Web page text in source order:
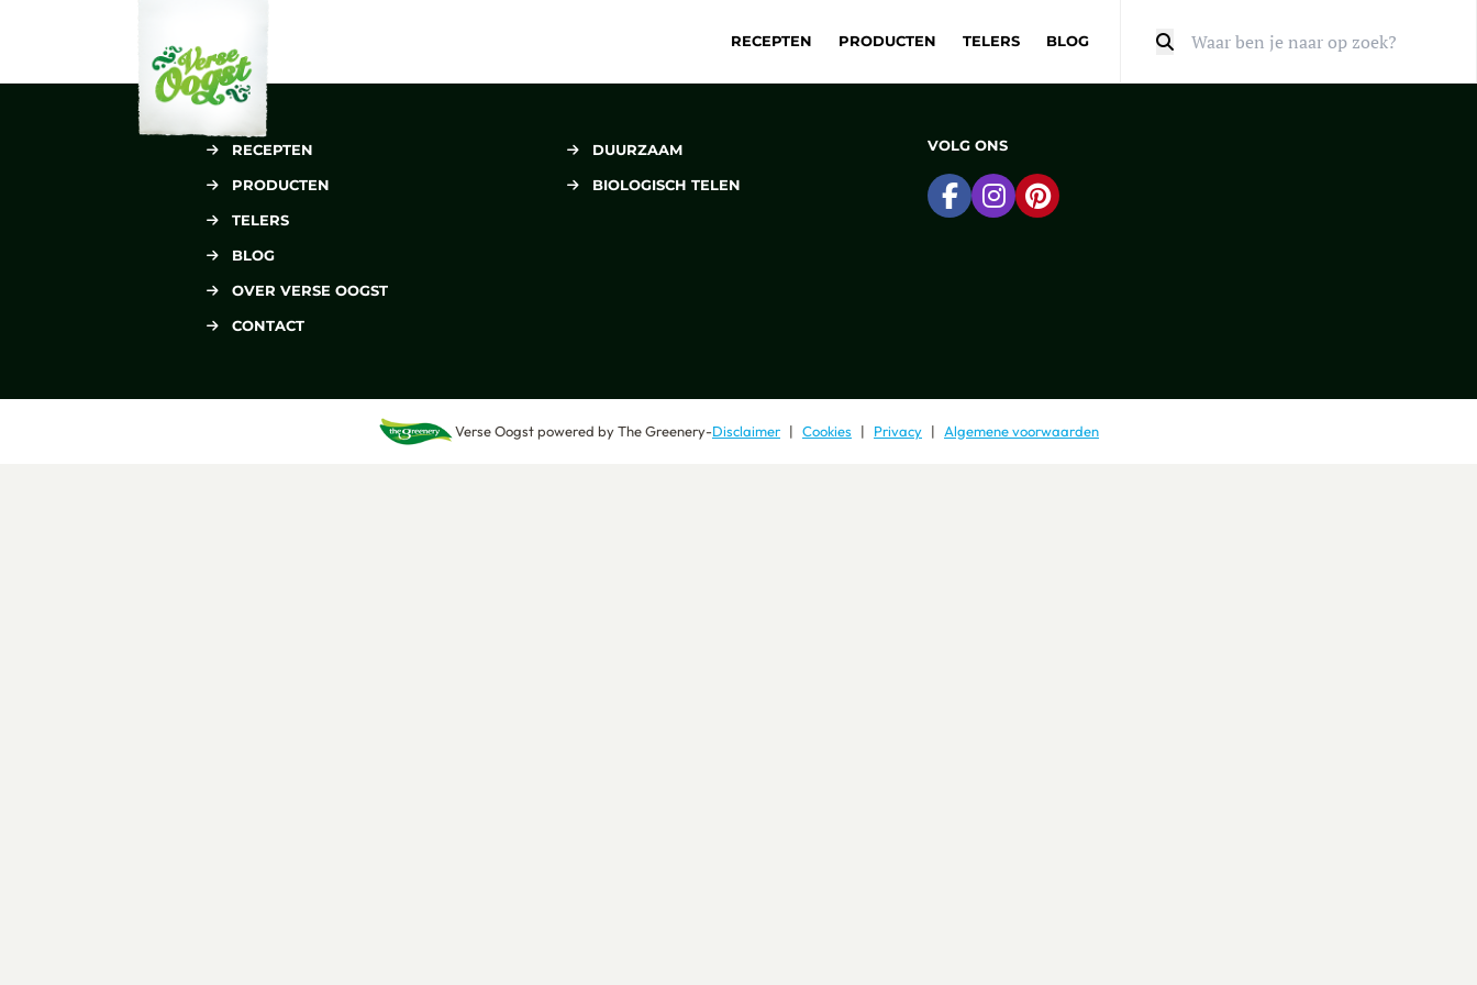
RECEPTEN PRODUCTEN TELERS BLOG
RECEPTEN
PRODUCTEN
TELERS
BLOG
OVER VERSE OOGST
CONTACT
DUURZAAM
BIOLOGISCH TELEN
VOLG ONS
Ga naar Facebook
Ga naar Instagram
Ga naar Pinterest
Verse Oogstpowered byThe Greenery-Disclaimer Cookies Privacy Algemene voorwaarden